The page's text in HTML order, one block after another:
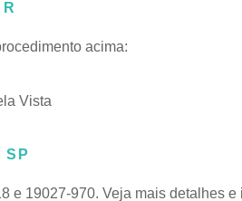
acima:
Vista
e 19027-970. Veja mais detalhes e